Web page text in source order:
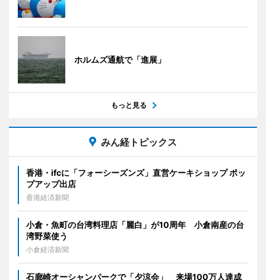
ホルムズ通航で「進展」
もっと見る
みん経トピックス
香港・ifcに「フォーシーズンズ」直営ケーキショップ ポッ
プアップ出店
香港経済新聞
小倉・魚町の台湾料理店「麗白」が10周年 小倉南産の台
湾野菜使う
小倉経済新聞
石廊崎オーシャンパークで「夕涼会」 来場100万人達成